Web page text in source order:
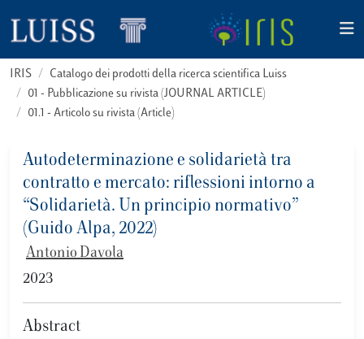
IRIS
Catalogo dei prodotti della ricerca scientifica Luiss
01 - Pubblicazione su rivista (JOURNAL ARTICLE)
01.1 - Articolo su rivista (Article)
Autodeterminazione e solidarietà tra
contratto e mercato: riflessioni intorno a
“Solidarietà. Un principio normativo”
(Guido Alpa, 2022)
Antonio Davola
2023
Abstract